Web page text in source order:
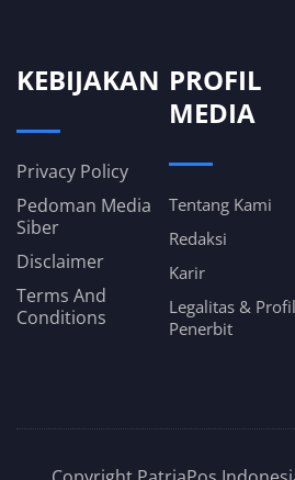
KEBIJAKAN
Privacy Policy
Pedoman Media
Siber
Disclaimer
Terms And
Conditions
PROFIL
MEDIA
Tentang Kami
Redaksi
Karir
Legalitas & Profil
Penerbit